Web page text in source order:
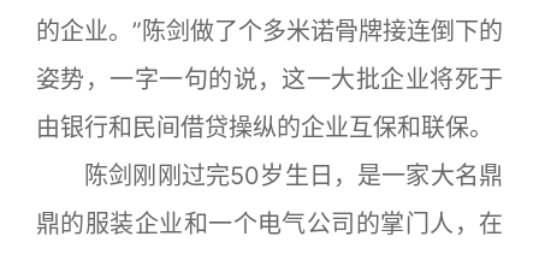
的企业。”陈剑做了个多米诺骨牌接连倒下的
姿势，一字一句的说，这一大批企业将死于
由银行和民间借贷操纵的企业互保和联保。
陈剑刚刚过完50岁生日，是一家大名鼎
鼎的服装企业和一个电气公司的掌门人，在